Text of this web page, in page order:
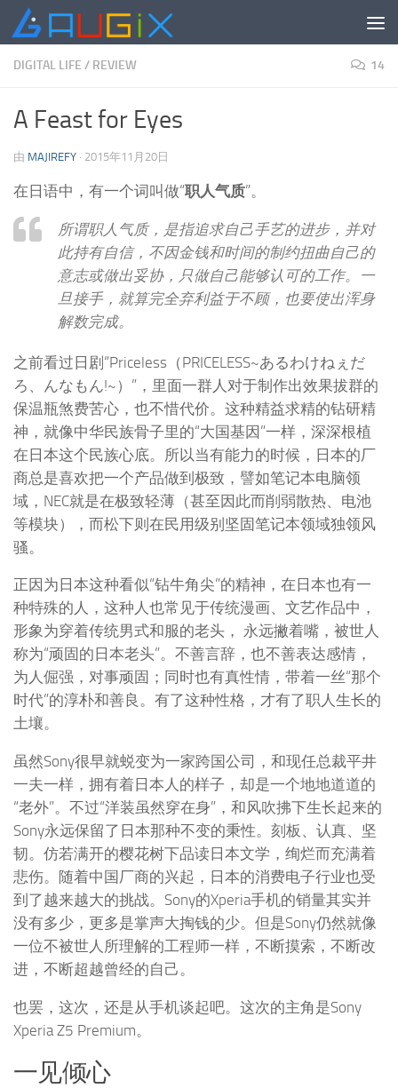
跳至内容
DIGITAL LIFE / REVIEW 14
A Feast for Eyes
由 MAJIREFY · 2015年11月20日
在日语中，有一个词叫做“职人气质”。
所谓职人气质，是指追求自己手艺的进步，并对
此持有自信，不因金钱和时间的制约扭曲自己的
意志或做出妥协，只做自己能够认可的工作。一
旦接手，就算完全弃利益于不顾，也要使出浑身
解数完成。
之前看过日剧“Priceless（PRICELESS~あるわけねぇだ
ろ、んなもん!~）”，里面一群人对于制作出效果拔群的
保温瓶煞费苦心，也不惜代价。这种精益求精的钻研精
神，就像中华民族骨子里的“大国基因”一样，深深根植
在日本这个民族心底。所以当有能力的时候，日本的厂
商总是喜欢把一个产品做到极致，譬如笔记本电脑领
域，NEC就是在极致轻薄（甚至因此而削弱散热、电池
等模块），而松下则在民用级别坚固笔记本领域独领风
骚。
正因为日本这种看似“钻牛角尖”的精神，在日本也有一
种特殊的人，这种人也常见于传统漫画、文艺作品中，
形象为穿着传统男式和服的老头， 永远撇着嘴，被世人
称为“顽固的日本老头”。不善言辞，也不善表达感情，
为人倔强，对事顽固；同时也有真性情，带着一丝“那个
时代”的淳朴和善良。有了这种性格，才有了职人生长的
土壤。
虽然Sony很早就蜕变为一家跨国公司，和现任总裁平井
一夫一样，拥有着日本人的样子，却是一个地地道道的
“老外”。不过“洋装虽然穿在身”，和风吹拂下生长起来的
Sony永远保留了日本那种不变的秉性。刻板、认真、坚
韧。仿若满开的樱花树下品读日本文学，绚烂而充满着
悲伤。随着中国厂商的兴起，日本的消费电子行业也受
到了越来越大的挑战。Sony的Xperia手机的销量其实并
没有多少，更多是掌声大掏钱的少。但是Sony仍然就像
一位不被世人所理解的工程师一样，不断摸索，不断改
进，不断超越曾经的自己。
也罢，这次，还是从手机谈起吧。这次的主角是Sony
Xperia Z5 Premium。
一见倾心